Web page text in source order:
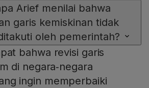
Arief menilai bahwa
garis kemiskinan tidak
oleh pemerintah?
bahwa revisi garis
di negara‑negara
ingin memperbaiki